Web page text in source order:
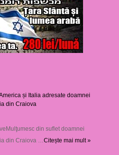
și Italia adresate doamnei
din Craiova
din suflet doamnei
din Craiova …Citește mai mult »